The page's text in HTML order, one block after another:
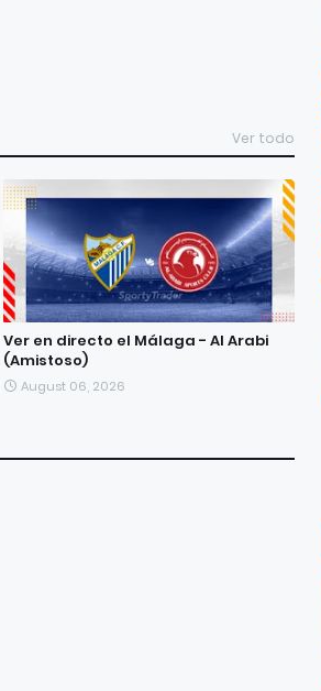
Ver todo
Ver en directo el Málaga - Al Arabi
(Amistoso)
August 06, 2026